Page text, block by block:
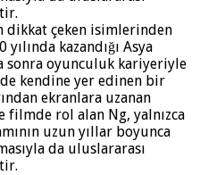
dikkat çeken isimlerinden
kazandığı Asya
sonra oyunculuk kariyeriyle
kendine yer edinen bir
ekranlara uzanan
rol alan Ng, yalnızca
uzun yıllar boyunca
da uluslararası